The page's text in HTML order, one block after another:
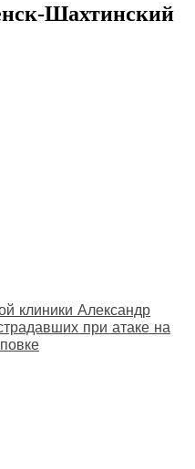
Шахтинский
клиники Александр
при атаке на